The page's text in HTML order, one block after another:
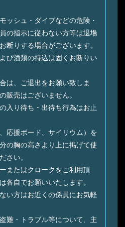
ッシュ・ダイブなどの危険・
の指⽰に従わない⽅等は退場
断りする場合がございます。
び酒類の持込は固くお断りい
は、ご退出をお願い致しま
販売はございません。
⼊り待ち・出待ち⾏為はお⽌
応援ボード、サイリウム）を
の胸の⾼さより上に掲げて使
さい。
またはクロークをご利⽤頂
各⾃でお願いいたします。
い⽅はお近くの係員にお気軽
難・トラブル等について、主